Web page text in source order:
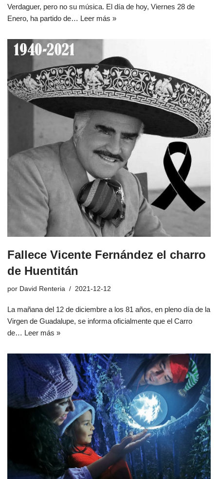
Verdaguer, pero no su música. El día de hoy, Viernes 28 de
Enero, ha partido de… Leer más »
Fallece Vicente Fernández el charro
de Huentitán
por David Renteria 2021-12-12
La mañana del 12 de diciembre a los 81 años, en pleno día de la
Virgen de Guadalupe, se informa oficialmente que el Carro
de… Leer más »